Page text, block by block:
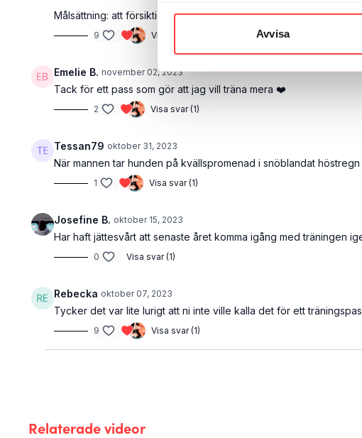
Avvisa
Målsättning: att försiktigt öka intensitet och frekvens, lagom nivå.
9 Visa svar (1)
Emelie B. november 02, 2023
Tack för ett pass som gör att jag vill träna mera ❤️
2 Visa svar (1)
Tessan79 oktober 31, 2023
När mannen tar hunden på kvällspromenad i snöblandat
1 Visa svar (1)
Josefine B. oktober 15, 2023
Har haft jättesvårt att senaste året komma igång med träningen
0 Visa svar (1)
Rebecka oktober 07, 2023
Tycker det var lite lurigt att ni inte ville kalla det för ett
9 Visa svar (1)
Relaterade videor